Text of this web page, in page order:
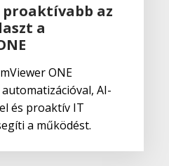
az
a
ONE
AI-
és proaktív IT
a működést.